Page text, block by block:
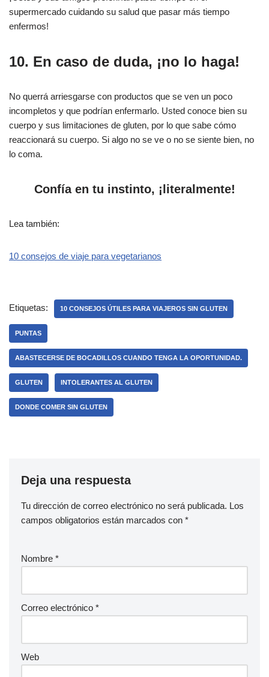
supermercado cuidando su salud que pasar más tiempo
enfermos!
10. En caso de duda, ¡no lo haga!
No querrá arriesgarse con productos que se ven un poco
incompletos y que podrían enfermarlo. Usted conoce bien su
cuerpo y sus limitaciones de gluten, por lo que sabe cómo
reaccionará su cuerpo. Si algo no se ve o no se siente bien, no
lo coma.
Confía en tu instinto, ¡literalmente!
Lea también:
10 consejos de viaje para vegetarianos
Etiquetas: 10 CONSEJOS ÚTILES PARA VIAJEROS SIN GLUTEN
PUNTAS
ABASTECERSE DE BOCADILLOS CUANDO TENGA LA OPORTUNIDAD.
GLUTEN INTOLERANTES AL GLUTEN
DONDE COMER SIN GLUTEN
Deja una respuesta
Tu dirección de correo electrónico no será publicada. Los
campos obligatorios están marcados con *
Nombre *
Correo electrónico *
Web